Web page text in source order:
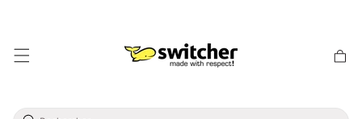
Panier
d'achat